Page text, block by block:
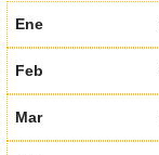
Ene
Feb
Mar